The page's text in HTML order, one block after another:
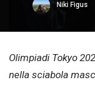
Niki Figus
Olimpiadi Tokyo
nella sciabola